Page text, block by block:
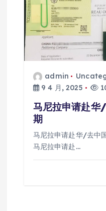
admin
9 4 月, 2025
马尼拉申请赴华
期
马尼拉申请赴华/去中
马尼拉申请赴…